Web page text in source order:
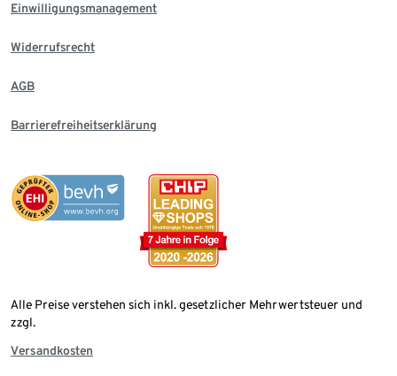
Einwilligungsmanagement
Widerrufsrecht
AGB
Barrierefreiheitserklärung
Alle Preise verstehen sich inkl. gesetzlicher Mehrwertsteuer und
zzgl.
Versandkosten